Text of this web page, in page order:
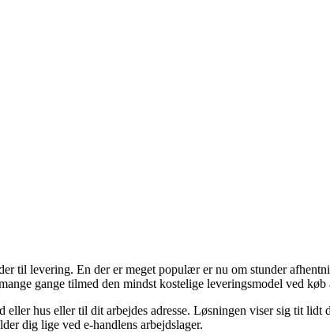
til levering. En der er meget populær er nu om stunder
gange tilmed den mindst kostelige leveringsmodel ved
hus eller til dit arbejdes adresse. Løsningen viser sig tit
dig lige ved e-handlens arbejdslager.